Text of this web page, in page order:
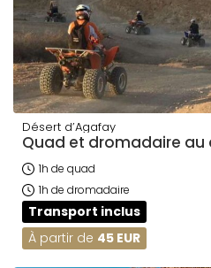
Désert d’Agafay
Quad et dromadaire
1h de quad
1h de dromadaire
Transport inclus
À partir de 45 EUR